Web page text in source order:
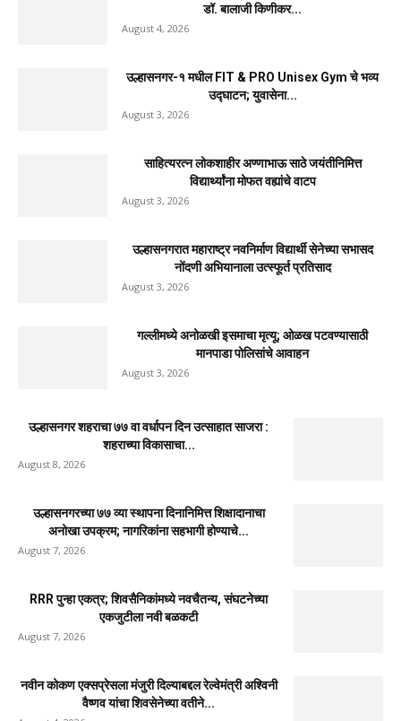
डॉ. बालाजी किणीकर...
August 4, 2026
उल्हासनगर-१ मधील FIT & PRO Unisex Gym चे भव्य
उद्घाटन; युवासेना...
August 3, 2026
साहित्यरत्न लोकशाहीर अण्णाभाऊ साठे जयंतीनिमित्त
विद्यार्थ्यांना मोफत वह्यांचे वाटप
August 3, 2026
उल्हासनगरात महाराष्ट्र नवनिर्माण विद्यार्थी सेनेच्या सभासद
नोंदणी अभियानाला उत्स्फूर्त प्रतिसाद
August 3, 2026
गल्लीमध्ये अनोळखी इसमाचा मृत्यू; ओळख पटवण्यासाठी
मानपाडा पोलिसांचे आवाहन
August 3, 2026
उल्हासनगर शहराचा ७७ वा वर्धापन दिन उत्साहात साजरा :
शहराच्या विकासाचा...
August 8, 2026
उल्हासनगरच्या ७७ व्या स्थापना दिनानिमित्त शिक्षादानाचा
अनोखा उपक्रम; नागरिकांना सहभागी होण्याचे...
August 7, 2026
RRR पुन्हा एकत्र; शिवसैनिकांमध्ये नवचैतन्य, संघटनेच्या
एकजुटीला नवी बळकटी
August 7, 2026
नवीन कोकण एक्सप्रेसला मंजुरी दिल्याबद्दल रेल्वेमंत्री अश्विनी
वैष्णव यांचा शिवसेनेच्या वतीने...